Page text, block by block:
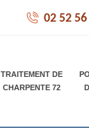
02 52
TRAITEMENT DE
CHARPENTE 72